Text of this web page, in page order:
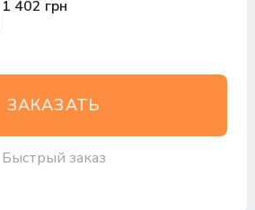
1 402 грн
ЗАКАЗАТЬ
Быстрый заказ